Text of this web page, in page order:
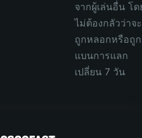
จากผู้เล่นอื่น โด
ไม่ต้องกลัวว่าจะ
ถูกหลอกหรือถูก
แบนการแลก
เปลี่ยน 7 วัน